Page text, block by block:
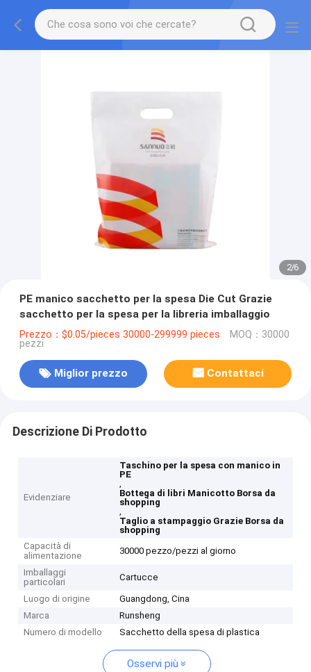
2/6
PE manico sacchetto per la spesa Die Cut Grazie
sacchetto per la spesa per la libreria imballaggio
Prezzo：$0.05/pieces 30000-299999 pieces MOQ：30000
pezzi
Miglior prezzo Contattaci
Descrizione Di Prodotto
Evidenziare
Taschino per la spesa con manico in
PE
,
Bottega di libri Manicotto Borsa da
shopping
,
Taglio a stampaggio Grazie Borsa da
shopping
Capacità di
alimentazione
30000 pezzo/pezzi al giorno
Imballaggi
particolari
Cartucce
Luogo di origine
Guangdong, Cina
Marca
Runsheng
Numero di modello
Sacchetto della spesa di plastica
Osservi più